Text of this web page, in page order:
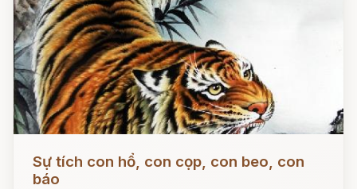
Sự tích con hổ, con cọp, con beo, con
báo